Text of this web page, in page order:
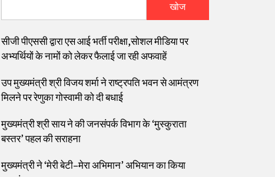
खोज
सीजी पीएससी द्वारा एस आई भर्ती परीक्षा,सोशल मीडिया पर
अभ्यर्थियों के नामों को लेकर फैलाई जा रही अफवाहें
उप मुख्यमंत्री श्री विजय शर्मा ने राष्ट्रपति भवन से आमंत्रण
मिलने पर रेणुका गोस्वामी को दी बधाई
मुख्यमंत्री श्री साय ने की जनसंपर्क विभाग के ‘मुस्कुराता
बस्तर’ पहल की सराहना
मुख्यमंत्री ने ‘मेरी बेटी–मेरा अभिमान’ अभियान का किया